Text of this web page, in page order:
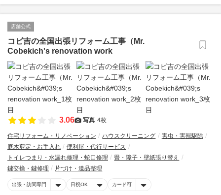
店舗公式
コビ吉の全国出張リフォーム工事（Mr.
Cobekich's renovation work
3.06 写真 4枚
住宅リフォーム・リノベーション ハウスクリーニング
害虫・害獣駆除
庭木剪定・お手入れ
便利屋・代行サービス
トイレつまり・水漏れ修理・蛇口修理
畳・障子・壁紙張り替え
鍵交換・鍵修理
片づけ・遺品整理
出張・訪問専門 日祝OK カード可